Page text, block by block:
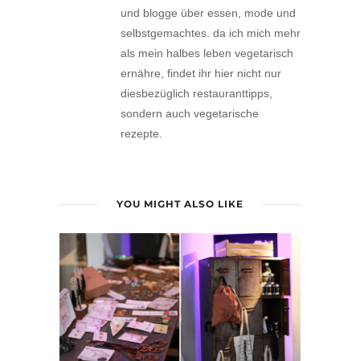
und blogge über essen, mode und
selbstgemachtes. da ich mich mehr
als mein halbes leben vegetarisch
ernähre, findet ihr hier nicht nur
diesbezüglich restauranttipps,
sondern auch vegetarische
rezepte.
YOU MIGHT ALSO LIKE